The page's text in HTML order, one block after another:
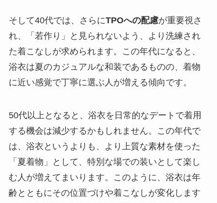
そして40代では、さらにTPOへの配慮が重要視さ
れ、「若作り」と見られないよう、より洗練され
た着こなしが求められます。この年代になると、
浴衣は夏のカジュアルな和装であるものの、着物
に近い感覚で丁寧に選ぶ人が増える傾向です。
50代以上となると、浴衣を日常的なデートで着用
する機会は減少するかもしれません。この年代で
は、浴衣というよりも、より上質な素材を使った
「夏着物」として、特別な場での装いとして楽し
む人が増えてまいります。このように、浴衣は年
齢とともにその位置づけや着こなしが変化します